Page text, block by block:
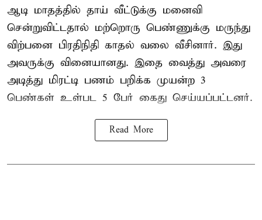
ஆடி மாதத்தில் தாய் வீட்டுக்கு மனைவி
சென்றுவிட்டதால் மற்றொரு பெண்ணுக்கு மருந்து
விற்பனை பிரதிநிதி காதல் வலை வீசினார். இது
அவருக்கு வினையானது. இதை வைத்து அவரை
அடித்து மிரட்டி பணம் பறிக்க முயன்ற 3
பெண்கள் உள்பட 5 பேர் கைது செய்யப்பட்டனர்.
Read More